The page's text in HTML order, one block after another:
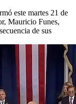
este martes 21 de
Mauricio Funes,
de sus